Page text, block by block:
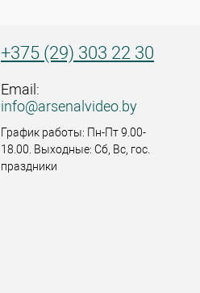
+375 (29) 303 22 30
Email:
info@arsenalvideo.by
График работы: Пн-Пт 9.00-
18.00. Выходные: Сб, Вс, гос.
праздники